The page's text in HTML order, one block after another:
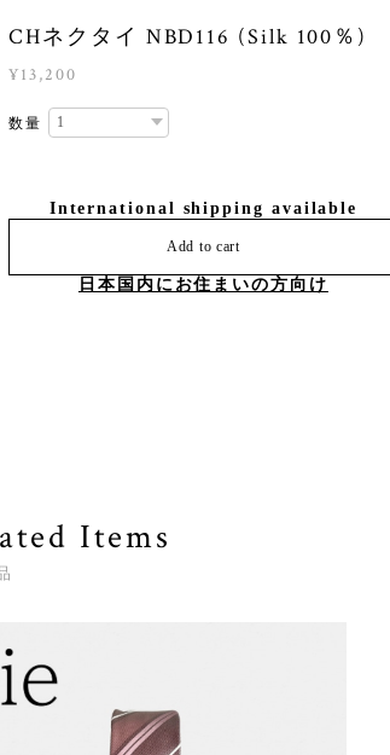
CHネクタイ NBD116 (Silk 100％)
¥13,200
数量
International shipping available
Add to cart
日本国内にお住まいの方向け
Items